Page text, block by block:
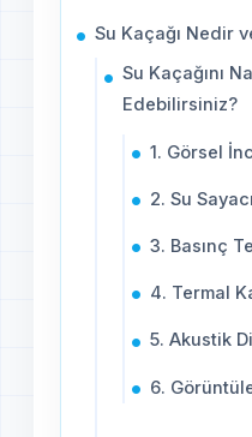
Su Kaçağı Nedir
Su Kaçağını
Edebilirsiniz?
1. Görsel
2. Su
3. Basınç
4. Termal
5. Akustik
6.